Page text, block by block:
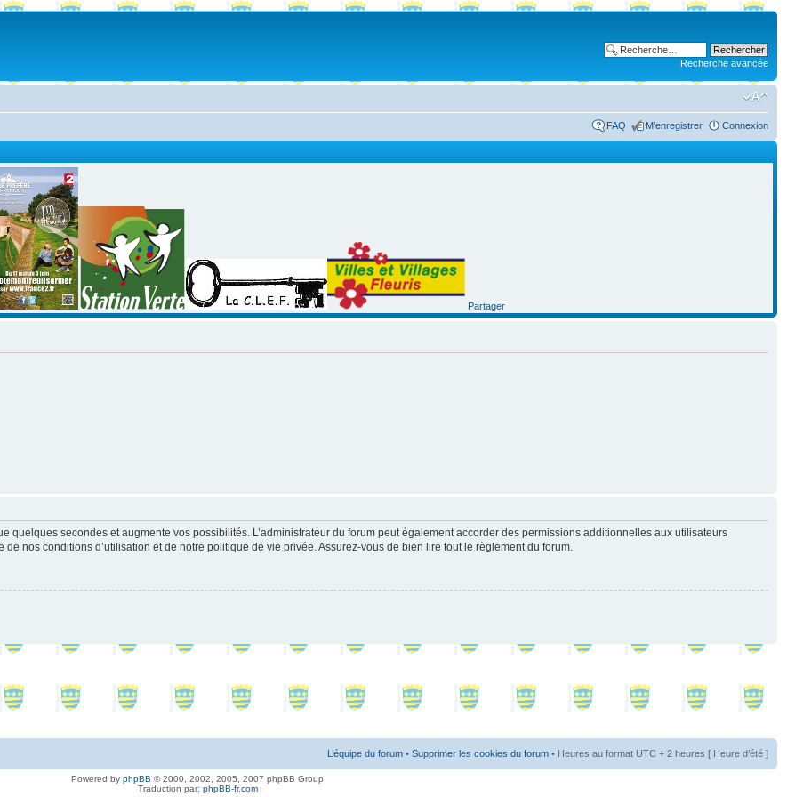
Recherche avancée
FAQ M’enregistrer Connexion
Partager
quelques secondes et augmente vos possibilités. L’administrateur du forum peut également accorder des permissions additionnelles aux utilisateurs
nos conditions d’utilisation et de notre politique de vie privée. Assurez-vous de bien lire tout le règlement du forum.
L’équipe du forum • Supprimer les cookies du forum • Heures au format UTC + 2 heures [ Heure d’été ]
Powered by phpBB © 2000, 2002, 2005, 2007 phpBB Group
Traduction par: phpBB-fr.com